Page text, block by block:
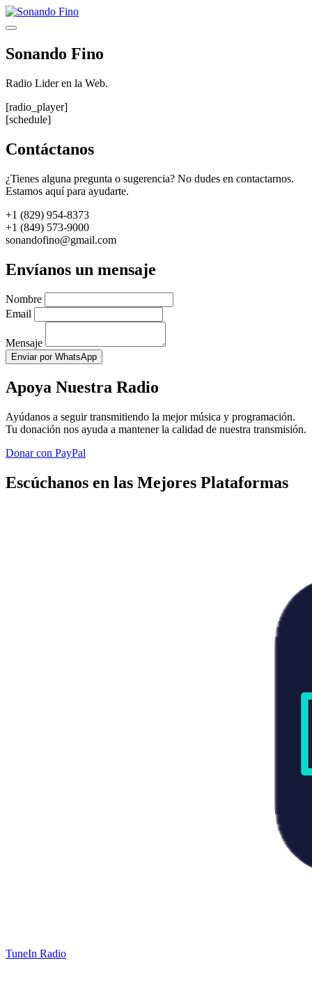
Saltar
al
Menú
Sonando Fino
Radio Lider en la Web.
[radio_player]
[schedule]
Contáctanos
¿Tienes alguna pregunta o sugerencia? No dudes en contactarnos.
Estamos aquí para ayudarte.
+1 (829) 954-8373
+1 (849) 573-9000
sonandofino@gmail.com
Envíanos un mensaje
Nombre
Email
Mensaje
Enviar por WhatsApp
Apoya Nuestra Radio
Ayúdanos a seguir transmitiendo la mejor música y programación.
Tu donación nos ayuda a mantener la calidad de nuestra transmisión.
Donar con PayPal
Escúchanos en las Mejores Plataformas
TuneIn Radio